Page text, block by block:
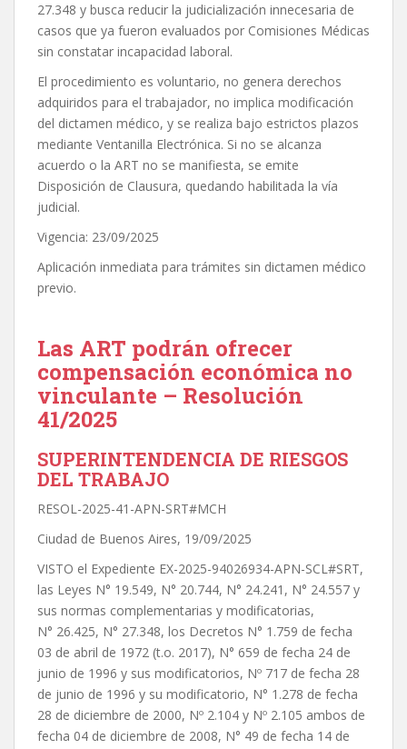
27.348 y busca reducir la judicialización innecesaria de
casos que ya fueron evaluados por Comisiones Médicas
sin constatar incapacidad laboral.
El procedimiento es voluntario, no genera derechos
adquiridos para el trabajador, no implica modificación
del dictamen médico, y se realiza bajo estrictos plazos
mediante Ventanilla Electrónica. Si no se alcanza
acuerdo o la ART no se manifiesta, se emite
Disposición de Clausura, quedando habilitada la vía
judicial.
Vigencia: 23/09/2025
Aplicación inmediata para trámites sin dictamen médico
previo.
Las ART podrán ofrecer
compensación económica no
vinculante – Resolución
41/2025
SUPERINTENDENCIA DE RIESGOS
DEL TRABAJO
RESOL-2025-41-APN-SRT#MCH
Ciudad de Buenos Aires, 19/09/2025
VISTO el Expediente EX-2025-94026934-APN-SCL#SRT,
las Leyes N° 19.549, N° 20.744, N° 24.241, N° 24.557 y
sus normas complementarias y modificatorias,
N° 26.425, N° 27.348, los Decretos N° 1.759 de fecha
03 de abril de 1972 (t.o. 2017), N° 659 de fecha 24 de
junio de 1996 y sus modificatorios, Nº 717 de fecha 28
de junio de 1996 y su modificatorio, N° 1.278 de fecha
28 de diciembre de 2000, Nº 2.104 y Nº 2.105 ambos de
fecha 04 de diciembre de 2008, N° 49 de fecha 14 de